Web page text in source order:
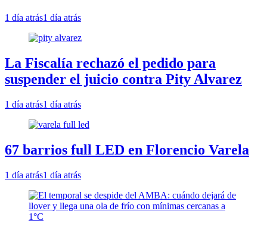
1 día atrás1 día atrás
La Fiscalía rechazó el pedido para
suspender el juicio contra Pity Alvarez
1 día atrás1 día atrás
67 barrios full LED en Florencio Varela
1 día atrás1 día atrás